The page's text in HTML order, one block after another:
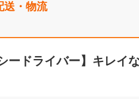
送・物流
ードライバー】キレイ